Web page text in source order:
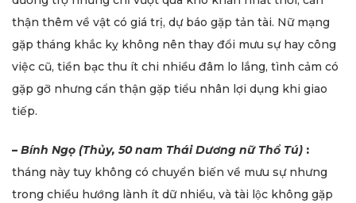
thận thêm về vật có giá trị, dự báo gặp tản tài. Nữ mạng
gặp tháng khắc kỵ không nên thay đổi mưu sự hay công
việc cũ, tiền bạc thu ít chi nhiều đâm lo lắng, tình cảm có
gặp gỡ nhưng cẩn thận gặp tiểu nhân lợi dụng khi giao
tiếp.
– Bính Ngọ (Thủy, 50 nam Thái Dương nữ Thổ Tú) :
tháng này tuy không có chuyển biến về mưu sự nhưng
trong chiều hướng lành ít dữ nhiều, và tài lộc không gặp